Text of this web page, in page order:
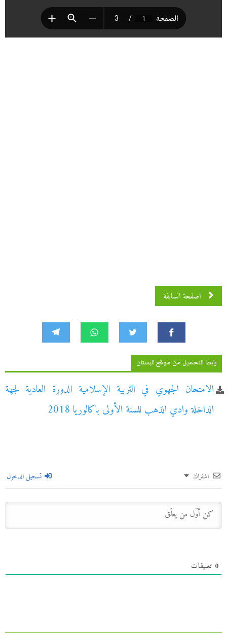
اصفحة السابقة
رابط التحميل من موقع البستان
الامتحان الجهوي في التربية الإسلامية الدورة العادية لجهة
الداخلة وادي الذهب للسنة الأولى باكالوريا 2018
اشتراك تسجيل الدخول
0 تعليقات